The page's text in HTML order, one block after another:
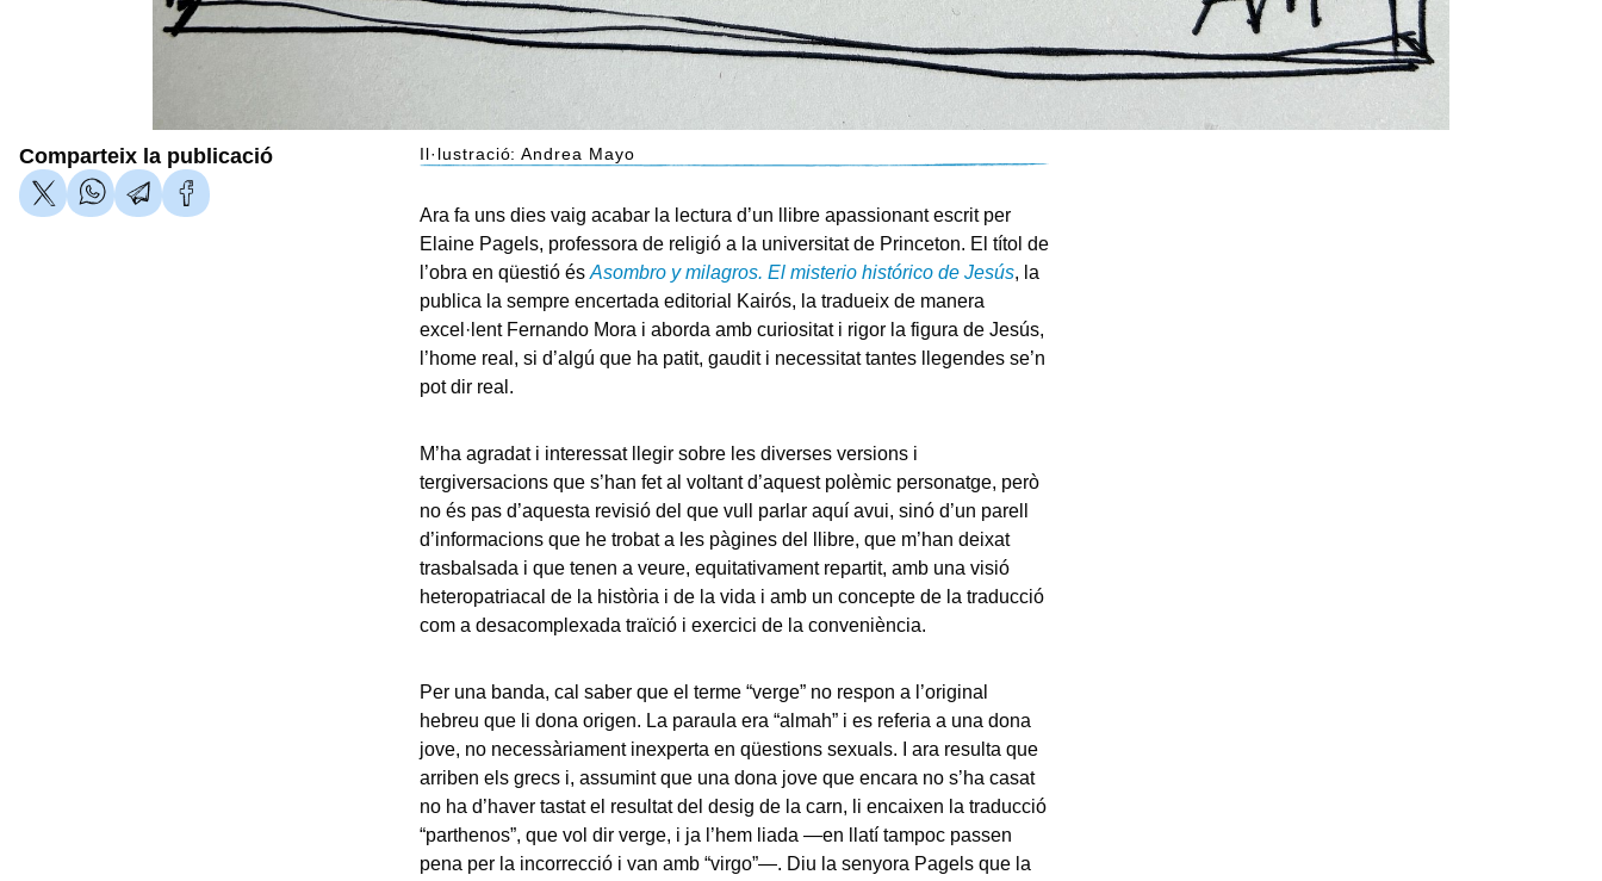
Il·lustració: Andrea Mayo
Comparteix la publicació
Ara fa uns dies vaig acabar la lectura d’un llibre apassionant escrit per
Elaine Pagels, professora de religió a la universitat de Princeton. El títol de
l’obra en qüestió ésAsombro y milagros. El misterio histórico de Jesús, la
publica la sempre encertada editorial Kairós, la tradueix de manera
excel·lent Fernando Mora i aborda amb curiositat i rigor la figura de Jesús,
l’home real, si d’algú que ha patit, gaudit i necessitat tantes llegendes se’n
pot dir real.
M’ha agradat i interessat llegir sobre les diverses versions i
tergiversacions que s’han fet al voltant d’aquest polèmic personatge, però
no és pas d’aquesta revisió del que vull parlar aquí avui, sinó d’un parell
d’informacions que he trobat a les pàgines del llibre, que m’han deixat
trasbalsada i que tenen a veure, equitativament repartit, amb una visió
heteropatriacal de la història i de la vida i amb un concepte de la traducció
com a desacomplexada traïció i exercici de la conveniència.
Per una banda, cal saber que el terme “verge” no respon a l’original
hebreu que li dona origen. La paraula era “almah” i es referia a una dona
jove, no necessàriament inexperta en qüestions sexuals. I ara resulta que
arriben els grecs i, assumint que una dona jove que encara no s’ha casat
no ha d’haver tastat el resultat del desig de la carn, li encaixen la traducció
“parthenos”, que vol dir verge, i ja l’hem liada —en llatí tampoc passen
pena per la incorrecció i van amb “virgo”—. Diu la senyora Pagels que la